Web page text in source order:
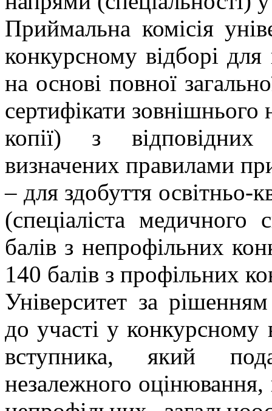
Приймальна комісія
конкурсному відборі
на основі повної
сертифікати
копії) з відповідних
визначених правилами
– для здобуття освітньо-
(спеціаліста
балів з непрофільних
140 балів з профільних
Університет за
до участі у конкурсному
вступника, який
незалежного оцінювання,